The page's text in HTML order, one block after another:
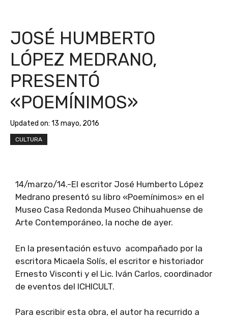
JOSÉ HUMBERTO
LÓPEZ MEDRANO,
PRESENTÓ
«POEMÍNIMOS»
Updated on: 13 mayo, 2016
CULTURA
14/marzo/14.-El escritor José Humberto López
Medrano presentó su libro «Poemínimos» en el
Museo Casa Redonda Museo Chihuahuense de
Arte Contemporáneo, la noche de ayer.
En la presentación estuvo acompañado por la
escritora Micaela Solís, el escritor e historiador
Ernesto Visconti y el Lic. Iván Carlos, coordinador
de eventos del ICHICULT.
Para escribir esta obra, el autor ha recurrido a